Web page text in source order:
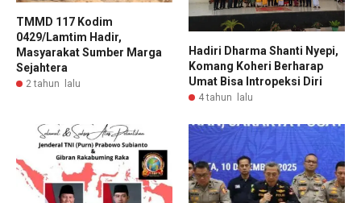
TMMD 117 Kodim
0429/Lamtim Hadir,
Masyarakat Sumber Marga
Sejahtera
2 tahun lalu
Hadiri Dharma Shanti Nyepi,
Komang Koheri Berharap
Umat Bisa Intropeksi Diri
4 tahun lalu